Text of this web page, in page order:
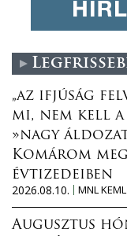
„az ifjúság
mi, nem kell
»nagy
Komárom
évtizedeiben
2026.08.10.
MNL KEML
Augusztus